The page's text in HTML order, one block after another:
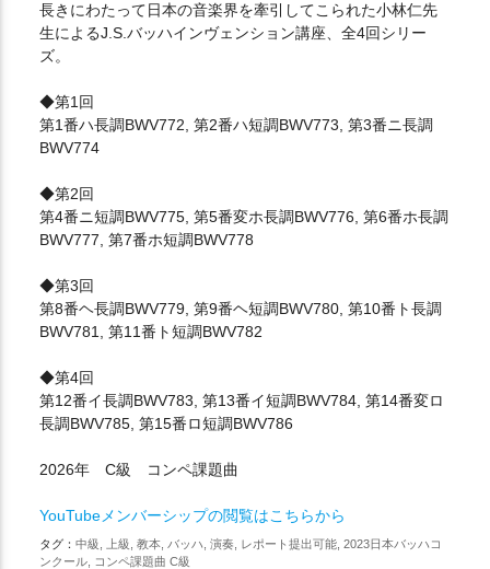
長きにわたって日本の音楽界を牽引してこられた小林仁先
生によるJ.S.バッハインヴェンション講座、全4回シリー
ズ。
◆第1回
第1番ハ長調BWV772, 第2番ハ短調BWV773, 第3番ニ長調
BWV774
◆第2回
第4番ニ短調BWV775, 第5番変ホ長調BWV776, 第6番ホ長調
BWV777, 第7番ホ短調BWV778
◆第3回
第8番ヘ長調BWV779, 第9番ヘ短調BWV780, 第10番ト長調
BWV781, 第11番ト短調BWV782
◆第4回
第12番イ長調BWV783, 第13番イ短調BWV784, 第14番変ロ
長調BWV785, 第15番ロ短調BWV786
2026年 C級 コンペ課題曲
YouTubeメンバーシップの閲覧はこちらから
タグ： 中級, 上級, 教本, バッハ, 演奏, レポート提出可能, 2023日本バッハコ
ンクール, コンペ課題曲 C級